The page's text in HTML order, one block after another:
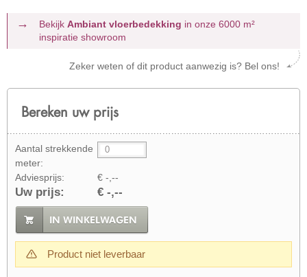
Bekijk Ambiant vloerbedekking in onze 6000 m²
inspiratie showroom
Zeker weten of dit product aanwezig is? Bel ons!
Bereken uw prijs
Aantal strekkende
meter:
Adviesprijs:
€ -,--
Uw prijs: € -,--
IN WINKELWAGEN
Product niet leverbaar